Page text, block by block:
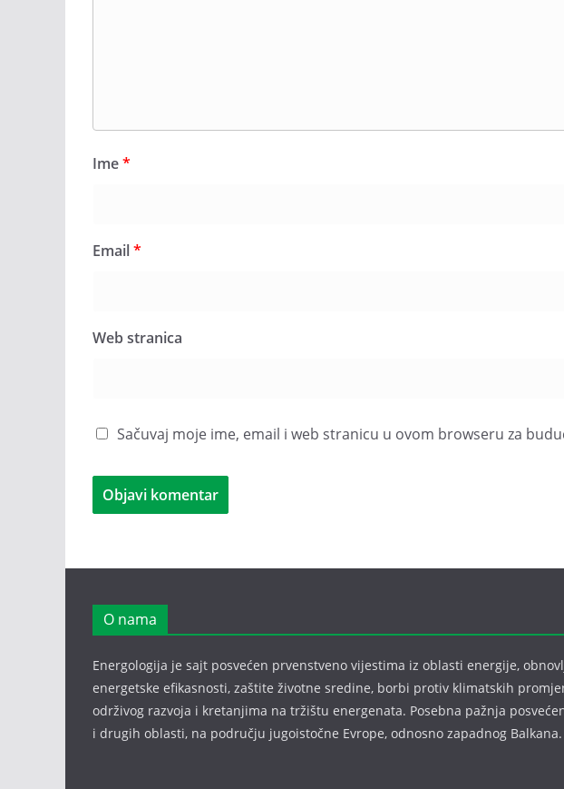
Ime*
Email*
Web stranica
Sačuvaj moje ime, email i web stranicu u ovom browseru za
O nama
Energologija je sajt posvećen prvenstveno vijestima iz oblasti energije,
energetske efikasnosti, zaštite životne sredine, borbi protiv klimatskih
održivog razvoja i kretanjima na tržištu energenata. Posebna pažnja
i drugih oblasti, na području jugoistočne Evrope, odnosno zapadnog Balkana.